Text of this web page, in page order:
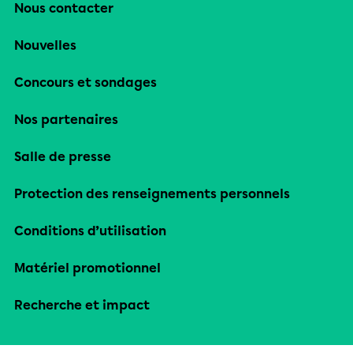
Nous contacter
Nouvelles
Concours et sondages
Nos partenaires
Salle de presse
Protection des renseignements personnels
Conditions d’utilisation
Matériel promotionnel
Recherche et impact